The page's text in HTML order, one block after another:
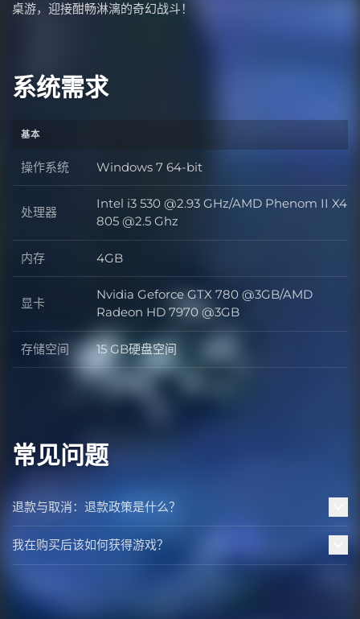
桌游，迎接酣畅淋漓的奇幻战斗！
系统需求
基本
操作系统 操作系统
Windows 7 64-bit
处理器 处理器
Intel i3 530 @2.93 GHz/AMD Phenom II X4
805 @2.5 Ghz
内存 内存
4GB
显卡 显卡
Nvidia Geforce GTX 780 @3GB/AMD
Radeon HD 7970 @3GB
存储空间 存储空间
15 GB硬盘空间
常见问题
退款与取消：退款政策是什么？
我在购买后该如何获得游戏？